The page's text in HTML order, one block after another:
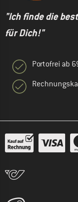
"Ich finde die
für Dich!"
Portofrei ab